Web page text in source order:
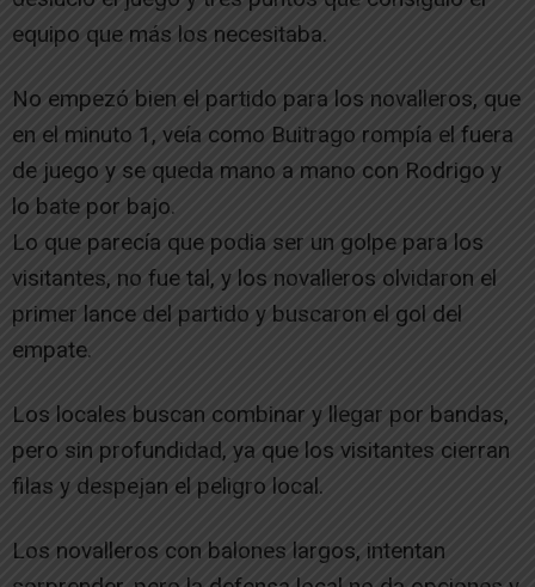
equipo que más los necesitaba.
No empezó bien el partido para los novalleros, que
en el minuto 1, veía como Buitrago rompía el fuera
de juego y se queda mano a mano con Rodrigo y
lo bate por bajo.
Lo que parecía que podia ser un golpe para los
visitantes, no fue tal, y los novalleros olvidaron el
primer lance del partido y buscaron el gol del
empate.
Los locales buscan combinar y llegar por bandas,
pero sin profundidad, ya que los visitantes cierran
filas y despejan el peligro local.
Los novalleros con balones largos, intentan